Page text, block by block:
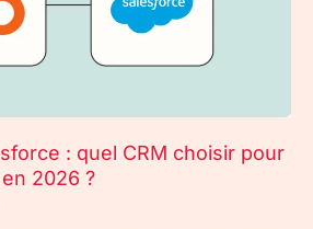
: quel CRM choisir pour
2026 ?